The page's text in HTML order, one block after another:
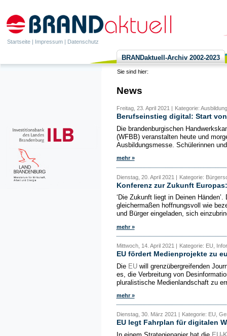
Startseite | Impressum | Datenschutz
BRANDaktuell-Archiv 2002-2023
Sie sind hier:
News
Freitag, 23. April 2021 | Kategorie:
Berufseinstieg digital: Start
Die brandenburgischen
(WFBB) veranstalten heute und
Ausbildungsmesse. Schülerinnen
mehr »
Dienstag, 20. April 2021 | Kategorie:
Konferenz zur Zukunft
‘Die Zukunft liegt in Deinen
gleichermaßen hoffnungsvoll wie
und Bürger eingeladen, sich
mehr »
Mittwoch, 14. April 2021 | Kategorie: EU,
EU fördert Medienprojekte zu
Die EUwill grenzübergreifenden
es, die Verbreitung von
pluralistische Medienlandschaft zu
mehr »
Dienstag, 30. März 2021 | Kategorie: EU,
EU legt Fahrplan für digitalen